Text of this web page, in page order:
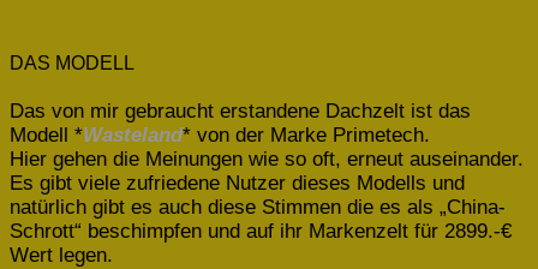
DAS MODELL
Das von mir gebraucht erstandene Dachzelt ist das
Modell *Wasteland* von der Marke Primetech.
Hier gehen die Meinungen wie so oft, erneut auseinander.
Es gibt viele zufriedene Nutzer dieses Modells und
natürlich gibt es auch diese Stimmen die es als „China-
Schrott“ beschimpfen und auf ihr Markenzelt für 2899.-€
Wert legen.